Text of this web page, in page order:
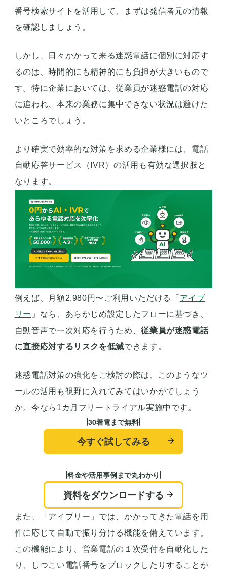
番号検索サイトを活用して、まずは発信者元の情報
を確認しましょう。
しかし、日々かかって来る迷惑電話に個別に対応す
るのは、時間的にも精神的にも負担が大きいもので
す。特に企業においては、従業員が迷惑電話の対応
に追われ、本来の業務に集中できない状況は避けた
いところでしょう。
より確実で効率的な対策を求める企業様には、電話
自動応答サービス（IVR）の活用も有効な選択肢と
なります。
例えば、月額2,980円〜ご利用いただける「 アイブ
リー 」なら、あらかじめ設定したフローに基づき、
自動音声で一次対応を行うため、従業員が迷惑電話
に直接応対するリスクを低減できます。
迷惑電話対策の強化をご検討の際は、このようなツ
ールの活用も視野に入れてみてはいかがでしょう
か。今なら1カ月フリートライアル実施中です。
30着電まで無料
今すぐ試してみる
料金や活用事例まで丸わかり
資料をダウンロードする
また、「アイブリー」では、かかってきた電話を用
件に応じて自動で振り分ける機能を備えています。
この機能により、営業電話の１次受付を自動化した
り、しつこい電話番号をブロックしたりすることが